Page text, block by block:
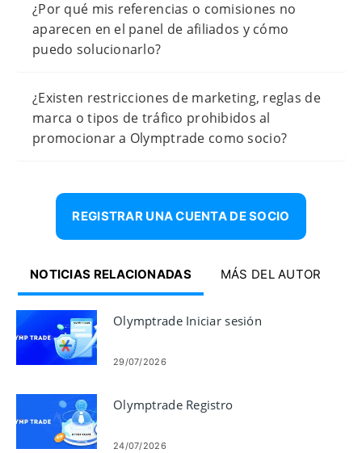
¿Por qué mis referencias o comisiones no
aparecen en el panel de afiliados y cómo
puedo solucionarlo?
¿Existen restricciones de marketing, reglas de
marca o tipos de tráfico prohibidos al
promocionar a Olymptrade como socio?
REGISTRAR UNA CUENTA DE SOCIO
NOTICIAS RELACIONADAS MÁS DEL AUTOR
Olymptrade Iniciar sesión
29/07/2026
Olymptrade Registro
24/07/2026